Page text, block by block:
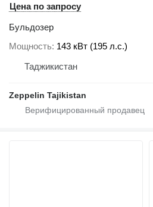
Цена по запросу
Бульдозер
Мощность 143 кВт (195 л.с.)
Таджикистан
Zeppelin Tajikistan